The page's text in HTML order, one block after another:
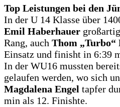
Top Leistungen bei den
In der U 14 Klasse über
Emil Haberhauer
Rang, auch Thom „Turbo“
Einsatz und finisht in 6:39
In der WU16 mussten
gelaufen werden, wo sich
Magdalena Engel tapfer
min als 12. Finishte.